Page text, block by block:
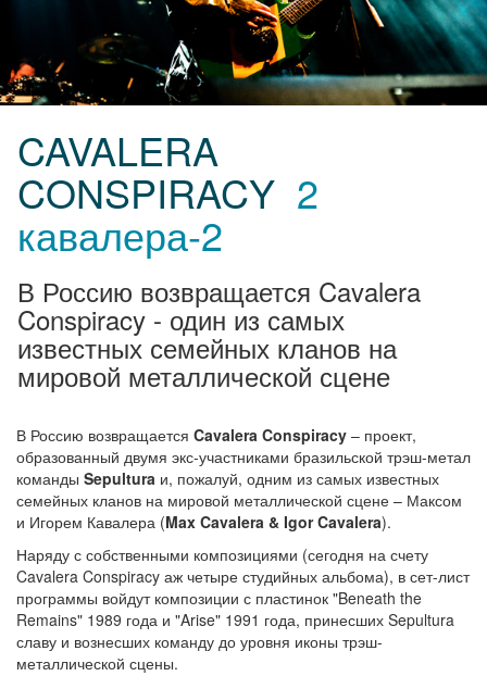
CAVALERA
CONSPIRACY 2
кавалера-2
В Россию возвращается Cavalera
Conspiracy - один из самых
известных семейных кланов на
мировой металлической сцене
В Россию возвращается Cavalera Conspiracy – проект,
образованный двумя экс-участниками бразильской трэш-метал
команды Sepultura и, пожалуй, одним из самых известных
семейных кланов на мировой металлической сцене – Максом
и Игорем Кавалера (Max Cavalera & Igor Cavalera).
Наряду с собственными композициями (сегодня на счету
Cavalera Conspiracy аж четыре студийных альбома), в сет-лист
программы войдут композиции с пластинок "Beneath the
Remains" 1989 года и "Arise" 1991 года, принесших Sepultura
славу и вознесших команду до уровня иконы трэш-
металлической сцены.